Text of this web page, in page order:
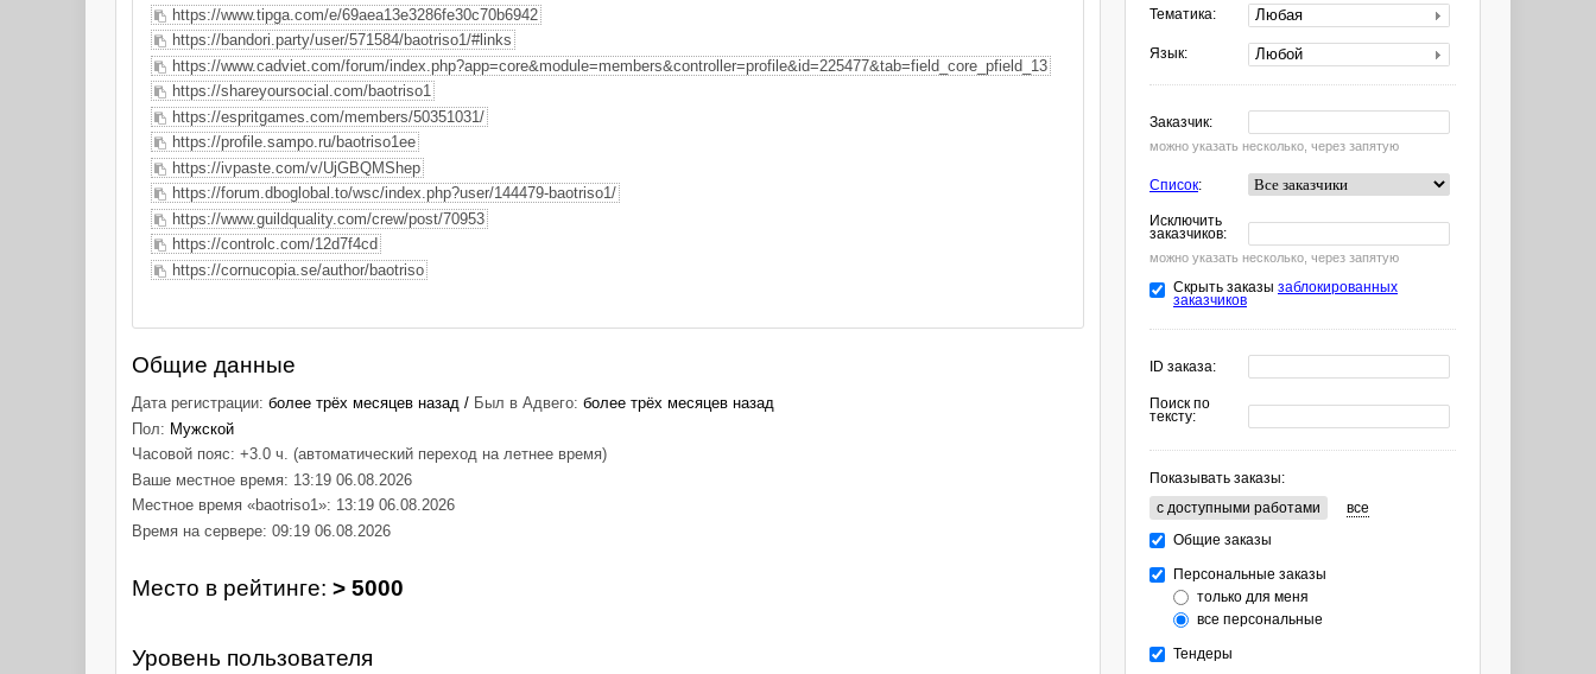
Тематика: Любая
Язык: Любой
Заказчик:
можно указать несколько, через запятую
Список:
Исключить
заказчиков:
можно указать несколько, через запятую
Скрыть заказы заблокированных
заказчиков
ID заказа:
Поиск по
тексту:
Показывать заказы:
c доступными работами
все
Общие заказы
Персональные заказы
только для меня
все персональные
Тендеры
https://www.tipga.com/e/69aea13e3286fe30c70b6942
https://bandori.party/user/571584/baotriso1/#links
https://www.cadviet.com/forum/index.php?app=core&module=members&controller=profile&id=225477&tab=field_core_pfield_13
https://shareyoursocial.com/baotriso1
https://espritgames.com/members/50351031/
https://profile.sampo.ru/baotriso1ee
https://ivpaste.com/v/UjGBQMShep
https://forum.dboglobal.to/wsc/index.php?user/144479-baotriso1/
https://www.guildquality.com/crew/post/70953
https://controlc.com/12d7f4cd
https://cornucopia.se/author/baotriso
Общие данные
Дата регистрации: более трёх месяцев назад / Был в Адвего: более трёх месяцев назад
Пол: Мужской
Часовой пояс: +3.0 ч. (автоматический переход на летнее время)
Ваше местное время: 13:19 06.08.2026
Местное время «baotriso1»: 13:19 06.08.2026
Время на сервере: 09:19 06.08.2026
Место в рейтинге: > 5000
Уровень пользователя